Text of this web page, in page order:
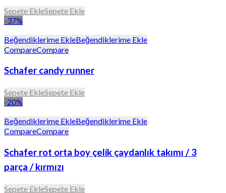
Sepete EkleSepete Ekle
-37%
Beğendiklerime EkleBeğendiklerime Ekle
CompareCompare
Schafer candy runner
Sepete EkleSepete Ekle
-20%
Beğendiklerime EkleBeğendiklerime Ekle
CompareCompare
Schafer rot orta boy çelik çaydanlık takımı / 3
parça / kırmızı
Sepete EkleSepete Ekle